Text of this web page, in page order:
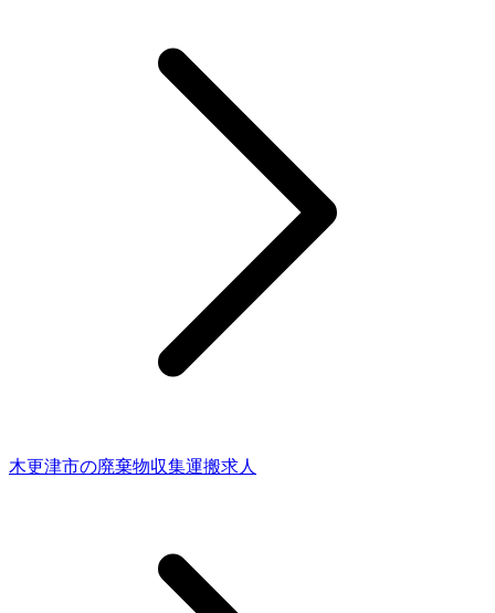
木更津市の廃棄物収集運搬求人